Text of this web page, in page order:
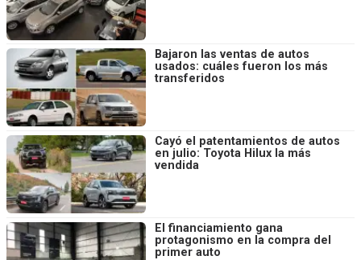
Bajaron las ventas de autos
usados: cuáles fueron los más
transferidos
Cayó el patentamientos de autos
en julio: Toyota Hilux la más
vendida
El financiamiento gana
protagonismo en la compra del
primer auto